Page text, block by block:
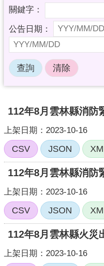
育
訓
練
課
程
簡
值
型
API
回
首
網
站
導
覽
112年8月雲林縣消防
上架日期：2023-10-16
CSV JSON
上架日期：2023-10-16
CSV JSON
上架日期：2023-10-16